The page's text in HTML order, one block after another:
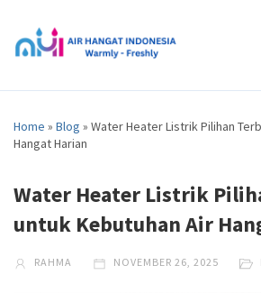
Home » Blog » Water Heater Listrik Pilihan
Hangat Harian
Water Heater Listrik
untuk Kebutuhan Air
RAHMA NOVEMBER 26, 2025